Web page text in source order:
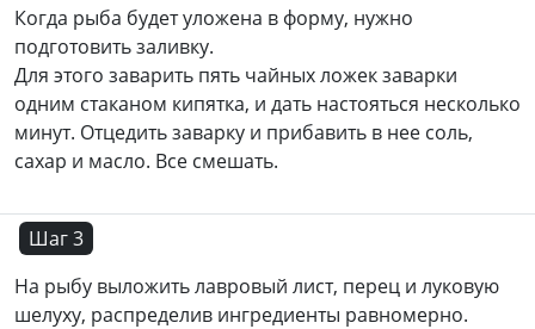
Когда рыба будет уложена в форму, нужно
подготовить заливку.
Для этого заварить пять чайных ложек заварки
одним стаканом кипятка, и дать настояться несколько
минут. Отцедить заварку и прибавить в нее соль,
сахар и масло. Все смешать.
Шаг 3
На рыбу выложить лавровый лист, перец и луковую
шелуху, распределив ингредиенты равномерно.